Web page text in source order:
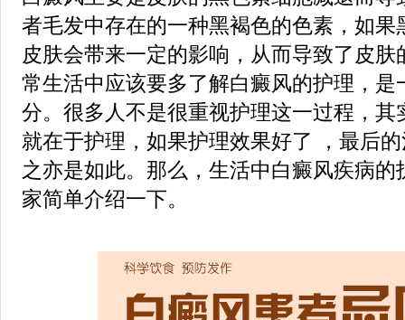
者毛发中存在的一种黑褐色的色素，如果
皮肤会带来一定的影响，从而导致了皮
常生活中应该要多了解白癜风的护理，是
分。很多人不是很重视护理这一过程，其
就在于护理，如果护理效果好了 ，最后
之亦是如此。那么，生活中白癜风疾病的
家简单介绍一下。